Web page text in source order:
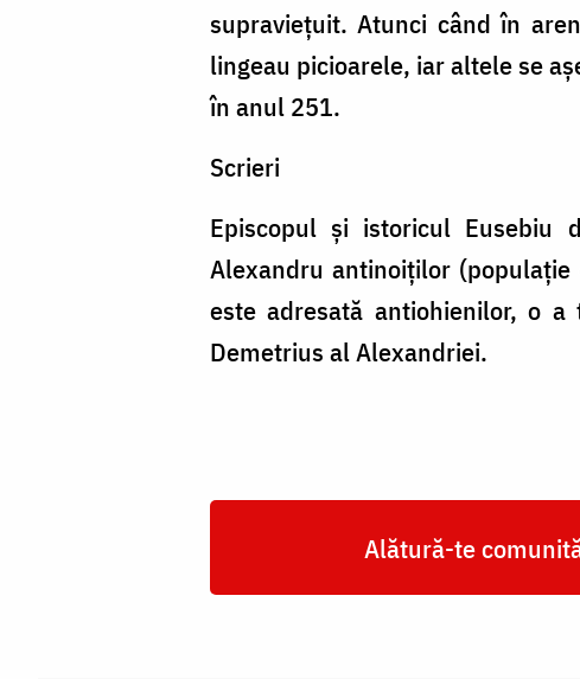
supraviețuit. Atunci când în
lingeau picioarele, iar altele se
în anul 251.
Scrieri
Episcopul și istoricul Eusebiu
Alexandru antinoiților
este adresată antiohienilor, o
Demetrius al Alexandriei.
Alătură-te